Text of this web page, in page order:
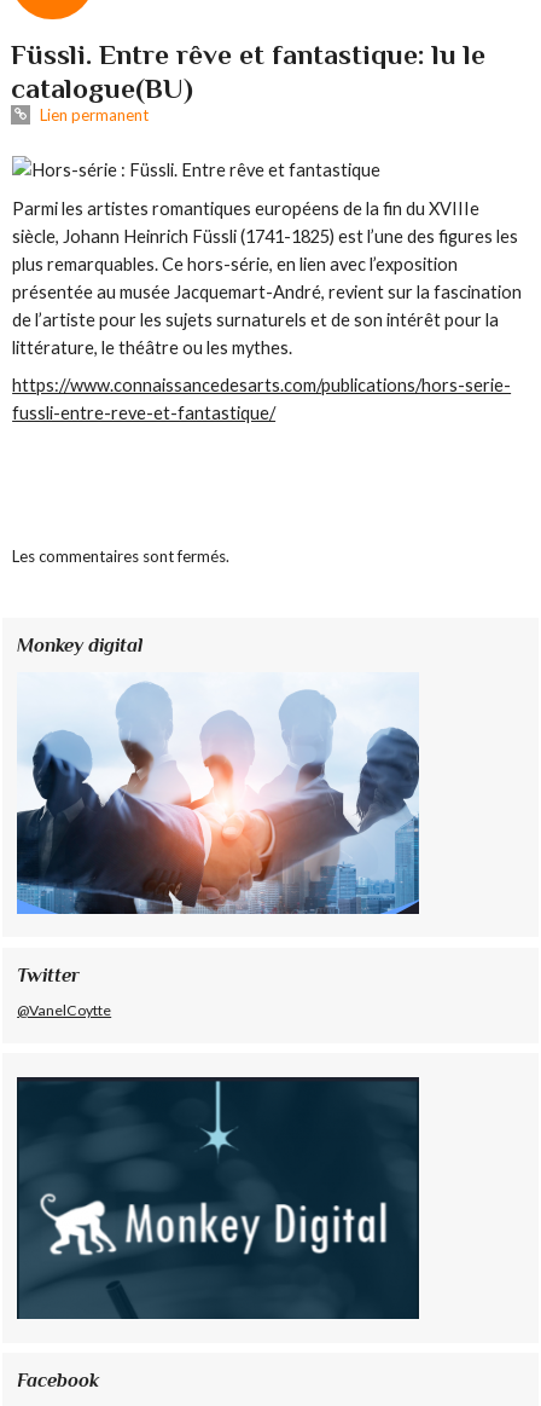
Füssli. Entre rêve et fantastique: lu le
catalogue(BU)
Lien permanent
Parmi les artistes romantiques européens de la fin du XVIIIe
siècle, Johann Heinrich Füssli (1741-1825) est l’une des figures les
plus remarquables. Ce hors-série, en lien avec l’exposition
présentée au musée Jacquemart-André, revient sur la fascination
de l’artiste pour les sujets surnaturels et de son intérêt pour la
littérature, le théâtre ou les mythes.
https://www.connaissancedesarts.com/publications/hors-serie-
fussli-entre-reve-et-fantastique/
Les commentaires sont fermés.
Monkey digital
Twitter
@VanelCoytte
Facebook